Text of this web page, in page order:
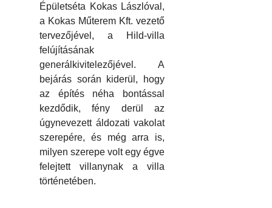
Épületséta Kokas Lászlóval,
a Kokas Műterem Kft. vezető
tervezőjével, a Hild-villa
felújításának
generálkivitelezőjével. A
bejárás során kiderül, hogy
az építés néha bontással
kezdődik, fény derül az
úgynevezett áldozati vakolat
szerepére, és még arra is,
milyen szerepe volt egy égve
felejtett villanynak a villa
történetében.